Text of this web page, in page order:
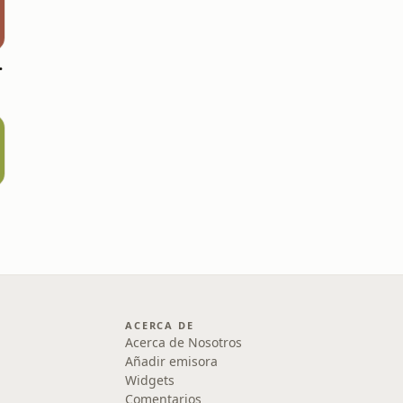
ACERCA DE
Acerca de Nosotros
Añadir emisora
Widgets
Comentarios